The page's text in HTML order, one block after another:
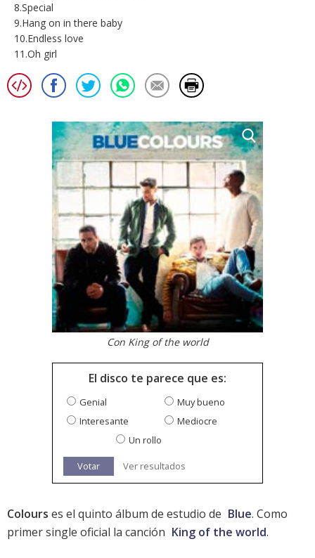
8.Special
9.Hang on in there baby
10.Endless love
11.Oh girl
Con King of the world
El disco te parece que es:
Genial
Muy bueno
Interesante
Mediocre
Un rollo
Votar Ver resultados
Colours es el quinto álbum de estudio de Blue. Como
primer single oficial la canción King of the world.